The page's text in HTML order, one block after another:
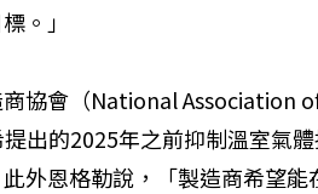
。」
協會（National Association
出的2025年之前抑制溫室氣
外恩格勒說，「製造商希望